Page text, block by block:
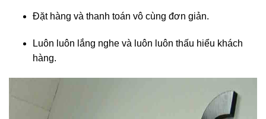
Đặt hàng và thanh toán vô cùng đơn giản.
Luôn luôn lắng nghe và luôn luôn thấu hiểu khách
hàng.